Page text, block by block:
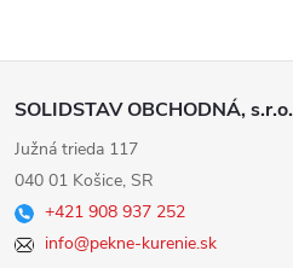
Z
á
p
SOLIDSTAV OBCHODNÁ, s.r.o.
Južná trieda 117
040 01 Košice, SR
+421 908 937 252
info@pekne-kurenie.sk